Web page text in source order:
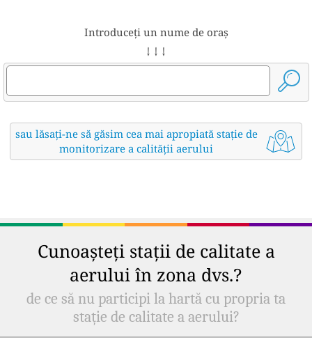
Introduceți un nume de oraș
↓ ↓ ↓
sau lăsați-ne să găsim cea mai apropiată stație de
monitorizare a calității aerului
Cunoașteți stații de calitate a
aerului în zona dvs.?
de ce să nu participi la hartă cu propria ta
stație de calitate a aerului?